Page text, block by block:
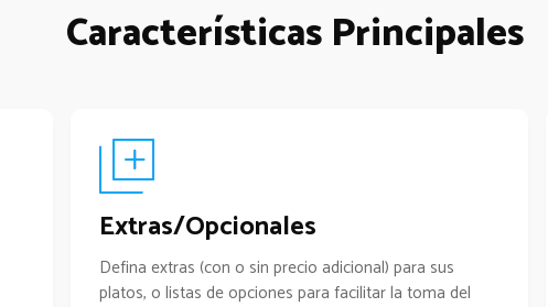
Características Principales
Extras/Opcionales
Defina extras (con o sin precio adicional) para sus
platos, o listas de opciones para facilitar la toma del